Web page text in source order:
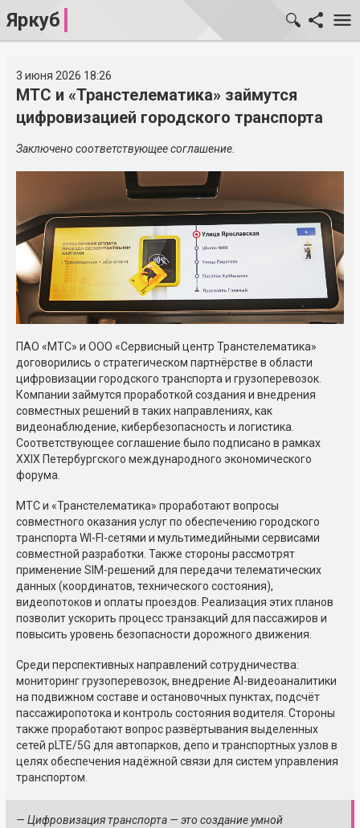
Яркуб
3 июня 2026 18:26
МТС и «Транстелематика» займутся
цифровизацией городского транспорта
Заключено соответствующее соглашение.
ПАО «МТС» и ООО «Сервисный центр Транстелематика»
договорились о стратегическом партнёрстве в области
цифровизации городского транспорта и грузоперевозок.
Компании займутся проработкой создания и внедрения
совместных решений в таких направлениях, как
видеонаблюдение, кибербезопасность и логистика.
Соответствующее соглашение было подписано в рамках
XXIX Петербургского международного экономического
форума.
МТС и «Транстелематика» проработают вопросы
совместного оказания услуг по обеспечению городского
транспорта WI-FI-сетями и мультимедийными сервисами
совместной разработки. Также стороны рассмотрят
применение SIM-решений для передачи телематических
данных (координатов, технического состояния),
видеопотоков и оплаты проездов. Реализация этих планов
позволит ускорить процесс транзакций для пассажиров и
повысить уровень безопасности дорожного движения.
Среди перспективных направлений сотрудничества:
мониторинг грузоперевозок, внедрение AI-видеоаналитики
на подвижном составе и остановочных пунктах, подсчёт
пассажиропотока и контроль состояния водителя. Стороны
также проработают вопрос развёртывания выделенных
сетей pLTE/5G для автопарков, депо и транспортных узлов в
целях обеспечения надёжной связи для систем управления
транспортом.
— Цифровизация транспорта — это создание умной